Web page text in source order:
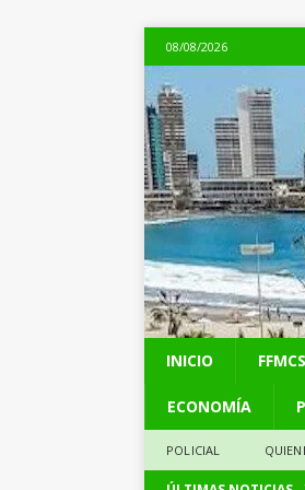
08/08/2026
INICIO
ECONOMÍA
POLICIAL